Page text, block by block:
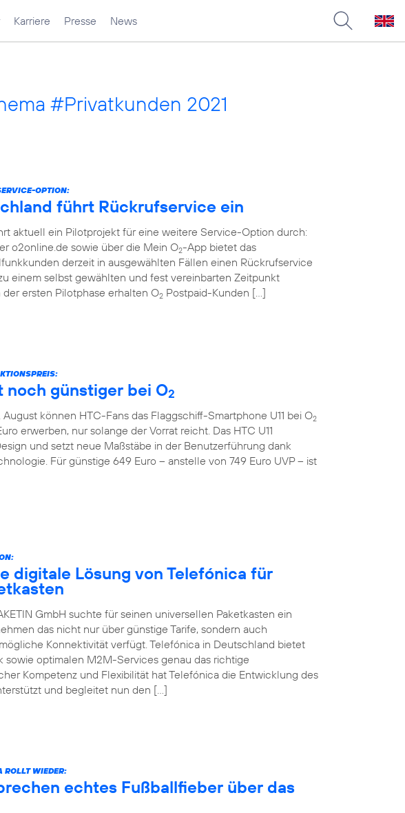
Karriere Presse News
#Privatkunden 2021
OPTION:
führt Rückrufservice ein
aktuell ein Pilotprojekt für eine weitere Service-Option durch:
o2online.de sowie über die Mein O2-App bietet das
derzeit in ausgewählten Fällen einen Rückrufservice
einem selbst gewählten und fest vereinbarten Zeitpunkt
ersten Pilotphase erhalten O2 Postpaid-Kunden […]
noch günstiger bei O2
August können HTC-Fans das Flaggschiff-Smartphone U11 bei O2
erwerben, nur solange der Vorrat reicht. Das HTC U11
und setzt neue Maßstäbe in der Benutzerführung dank
Für günstige 649 Euro – anstelle von 749 Euro UVP – ist
digitale Lösung von Telefónica für
GmbH suchte für seinen universellen Paketkasten ein
das nicht nur über günstige Tarife, sondern auch
Konnektivität verfügt. Telefónica in Deutschland bietet
sowie optimalen M2M-Services genau das richtige
Kompetenz und Flexibilität hat Telefónica die Entwicklung des
und begleitet nun den […]
ROLLT WIEDER:
echtes Fußballfieber über das